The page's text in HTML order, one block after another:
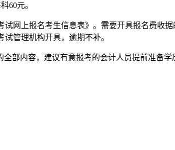
60元。
网上报名考生信息表》。需要开具报名费收
管理机构开具，逾期不补。
部内容，建议有意报考的会计人员提前准备